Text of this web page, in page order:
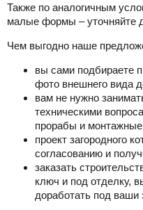
Также по аналогичным
малые формы – уточняйте
Чем выгодно наше
вы сами подбираете
фото внешнего вида
вам не нужно
техническими
прорабы и
проект загородного
согласованию и
заказать
ключ и под отделку,
доработать под ваши